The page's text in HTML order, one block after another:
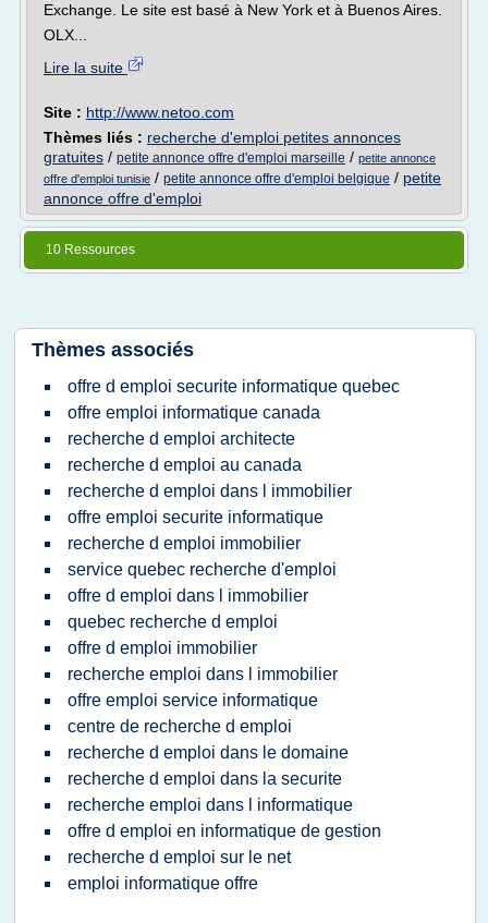
Exchange. Le site est basé à New York et à Buenos Aires.
OLX...
Lire la suite
Site : http://www.netoo.com
Thèmes liés : recherche d'emploi petites annonces
gratuites / petite annonce offre d'emploi marseille / petite annonce
offre d'emploi tunisie / petite annonce offre d'emploi belgique / petite
annonce offre d'emploi
10 Ressources
Thèmes associés
offre d emploi securite informatique quebec
offre emploi informatique canada
recherche d emploi architecte
recherche d emploi au canada
recherche d emploi dans l immobilier
offre emploi securite informatique
recherche d emploi immobilier
service quebec recherche d'emploi
offre d emploi dans l immobilier
quebec recherche d emploi
offre d emploi immobilier
recherche emploi dans l immobilier
offre emploi service informatique
centre de recherche d emploi
recherche d emploi dans le domaine
recherche d emploi dans la securite
recherche emploi dans l informatique
offre d emploi en informatique de gestion
recherche d emploi sur le net
emploi informatique offre